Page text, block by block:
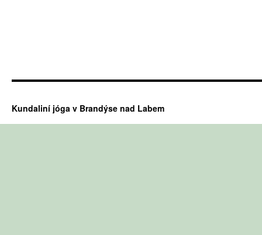
Kundaliní jóga v Brandýse nad Labem